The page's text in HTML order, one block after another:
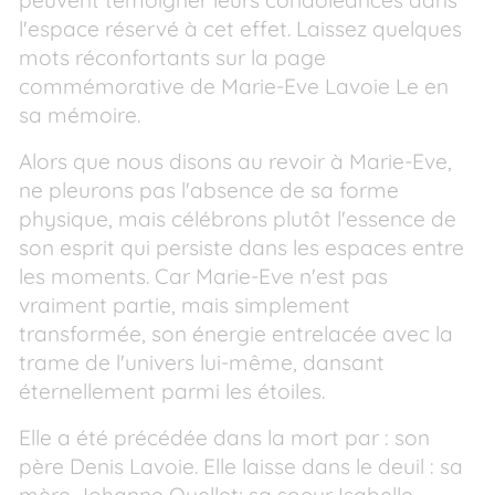
l'espace réservé à cet effet. Laissez quelques
mots réconfortants sur la page
commémorative de Marie-Eve Lavoie Le en
sa mémoire.
Alors que nous disons au revoir à Marie-Eve,
ne pleurons pas l'absence de sa forme
physique, mais célébrons plutôt l'essence de
son esprit qui persiste dans les espaces entre
les moments. Car Marie-Eve n'est pas
vraiment partie, mais simplement
transformée, son énergie entrelacée avec la
trame de l'univers lui-même, dansant
éternellement parmi les étoiles.
Elle a été précédée dans la mort par : son
père Denis Lavoie. Elle laisse dans le deuil : sa